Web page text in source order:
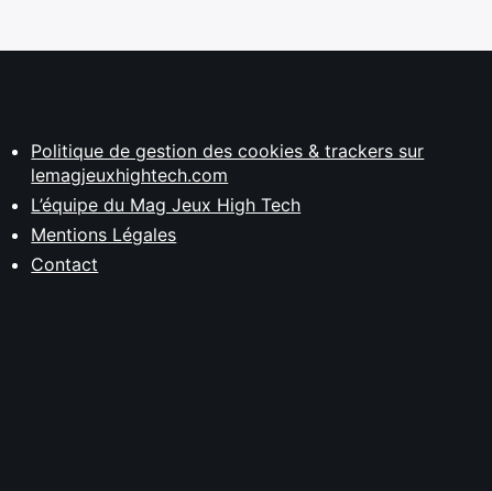
Politique de gestion des cookies & trackers sur
lemagjeuxhightech.com
L’équipe du Mag Jeux High Tech
Mentions Légales
Contact